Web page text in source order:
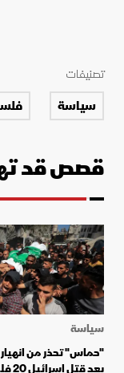
تصنيفات
سياسة
قصص قد
سياسة
"حماس" تحذر من
بعد